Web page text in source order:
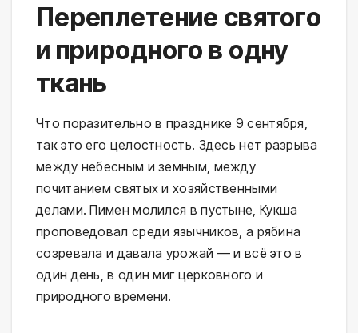
Переплетение святого
и природного в одну
ткань
Что поразительно в празднике 9 сентября,
так это его целостность. Здесь нет разрыва
между небесным и земным, между
почитанием святых и хозяйственными
делами. Пимен молился в пустыне, Кукша
проповедовал среди язычников, а рябина
созревала и давала урожай — и всё это в
один день, в один миг церковного и
природного времени.